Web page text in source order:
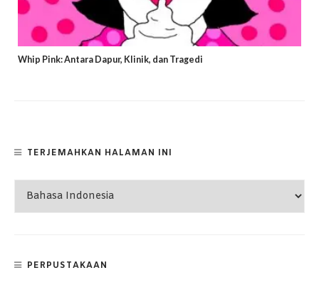
Whip Pink: Antara Dapur, Klinik, dan Tragedi
TERJEMAHKAN HALAMAN INI
PERPUSTAKAAN